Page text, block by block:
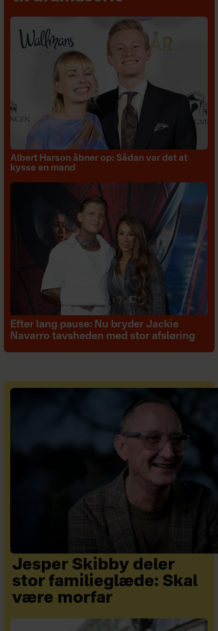
Albert Harson åbner op: Sådan var det at
kysse en mand
Efter lang pause: Nu bryder Jackie
Navarro tavsheden med stor afsløring
Jesper Skibby deler
stor familieglæde: Skal
være morfar